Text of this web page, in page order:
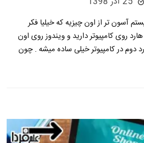
آسون تر از اون چیزیه که خیلیا فکر
روی کامپیوتر دارید و ویندوز روی اون
دوم در کامپیوتر خیلی ساده میشه . چون